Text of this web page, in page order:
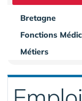
Bretagne
Fonctions
Métiers